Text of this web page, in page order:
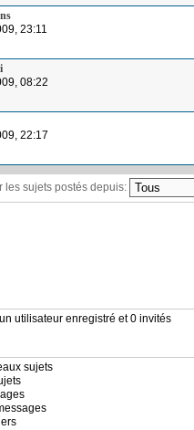
23:11
08:22
22:17
les sujets postés depuis:
utilisateur enregistré et 0 invités
sujets